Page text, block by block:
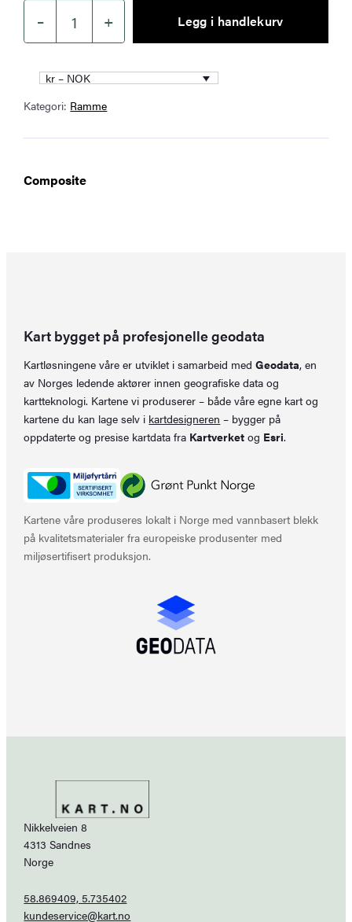
–
passepartout
x
+ Legg i handlekurv
kr – NOK
Kategori: Ramme
Composite
Kart bygget på profesjonelle geodata
Kartløsningene våre er utviklet i samarbeid medGeodata, en
av Norges ledende aktører innen geografiske data og
kartteknologi. Kartene vi produserer – både våre egne kart og
kartene du kan lage selv i kartdesigneren – bygger på
oppdaterte og presise kartdata fra Kartverket og Esri.
Kartene våre produseres lokalt i Norge med vannbasert blekk
på kvalitetsmaterialer fra europeiske produsenter med
miljøsertifisert produksjon.
Nikkelveien 8
4313 Sandnes
Norge
58.869409, 5.735402
kundeservice@kart.no